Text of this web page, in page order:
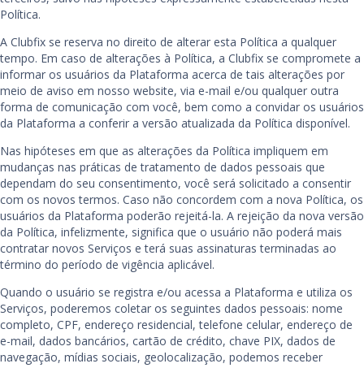
Política.
A Clubfix se reserva no direito de alterar esta Política a qualquer
tempo. Em caso de alterações à Política, a Clubfix se compromete a
informar os usuários da Plataforma acerca de tais alterações por
meio de aviso em nosso website, via e-mail e/ou qualquer outra
forma de comunicação com você, bem como a convidar os usuários
da Plataforma a conferir a versão atualizada da Política disponível.
Nas hipóteses em que as alterações da Política impliquem em
mudanças nas práticas de tratamento de dados pessoais que
dependam do seu consentimento, você será solicitado a consentir
com os novos termos. Caso não concordem com a nova Política, os
usuários da Plataforma poderão rejeitá-la. A rejeição da nova versão
da Política, infelizmente, significa que o usuário não poderá mais
contratar novos Serviços e terá suas assinaturas terminadas ao
término do período de vigência aplicável.
Quando o usuário se registra e/ou acessa a Plataforma e utiliza os
Serviços, poderemos coletar os seguintes dados pessoais: nome
completo, CPF, endereço residencial, telefone celular, endereço de
e-mail, dados bancários, cartão de crédito, chave PIX, dados de
navegação, mídias sociais, geolocalização, podemos receber